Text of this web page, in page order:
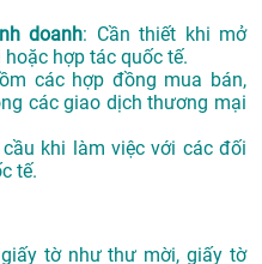
doanh: Cần thiết khi mở
hợp tác quốc tế.
các hợp đồng mua bán,
các giao dịch thương mại
khi làm việc với các đối
tế.
tờ như thư mời, giấy tờ